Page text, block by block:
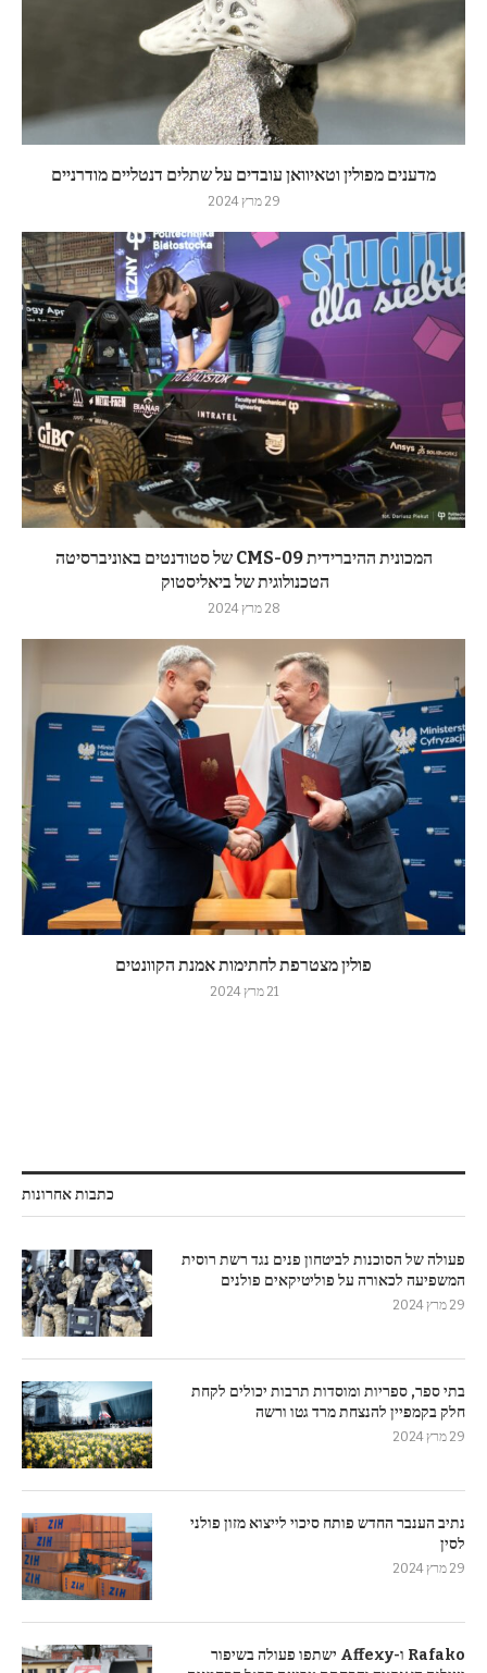
מדענים מפולין וטאיוואן עובדים על שתלים דנטליים מודרניים
29 מרץ 2024
המכונית ההיברידית CMS-09 של סטודנטים באוניברסיטה
הטכנולוגית של ביאליסטוק
28 מרץ 2024
פולין מצטרפת לחתימות אמנת הקוונטים
21 מרץ 2024
כתבות אחרונות
פעולה של הסוכנות לביטחון פנים נגד רשת רוסית
המשפיעה לכאורה על פוליטיקאים פולנים
29 מרץ 2024
בתי ספר, ספריות ומוסדות תרבות יכולים לקחת
חלק בקמפיין להנצחת מרד גטו ורשה
29 מרץ 2024
נתיב הענבר החדש פותח סיכוי לייצוא מזון פולני
לסין
29 מרץ 2024
Rafako ו-Affexy ישתפו פעולה בשיפור